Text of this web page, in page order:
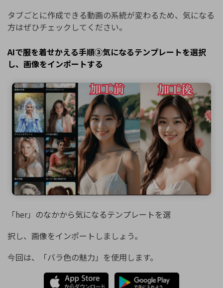
タブごとに作成できる動画の系統が変わるため、気になる
方はぜひチェックしてください。
AIで服を着せかえる手順③気になるテンプレートを選択
し、画像をインポートする
「her」のなかから気になるテンプレートを選
択し、画像をインポートしましょう。
今回は、「バラ色の魅力」を使用します。